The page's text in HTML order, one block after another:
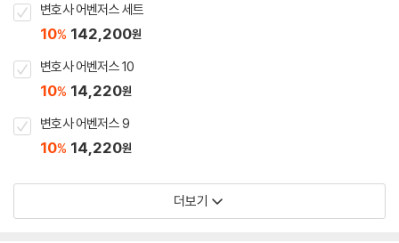
변호사 어벤저스 세트
10% 142,200원
변호사 어벤저스 10
10% 14,220원
변호사 어벤저스 9
10% 14,220원
더보기